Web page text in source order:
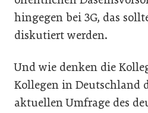
hingegen bei 3G, das
diskutiert werden.
Und wie denken die
Kollegen in Deutschland
aktuellen Umfrage des